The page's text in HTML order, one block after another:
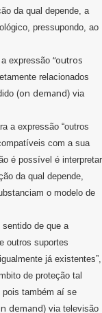
da qual depende, a
pressupondo, ao
expressão “outros
relacionados
(on demand) via
a expressão “outros
com a sua
é possível é interpretar
da qual depende,
o modelo de
de que a
outros suportes
já existentes”,
de proteção tal
pois também aí se
demand) via televisão